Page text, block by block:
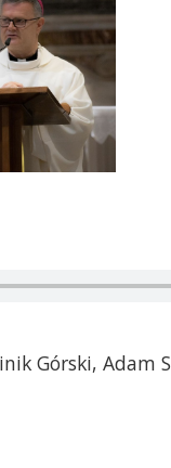
Górski, Adam